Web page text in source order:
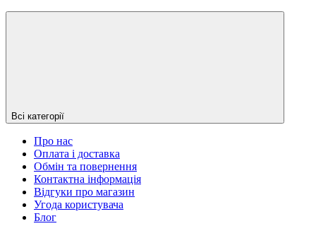
Всі категорії
Про нас
Оплата і доставка
Обмін та повернення
Контактна інформація
Відгуки про магазин
Угода користувача
Блог